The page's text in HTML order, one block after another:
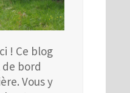
! Ce blog
bord
Vous y